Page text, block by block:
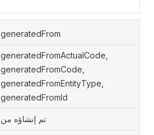
generatedFrom
generatedFromActualCode,
generatedFromCode,
generatedFromEntityType,
generatedFromId
تم إنشاؤه من